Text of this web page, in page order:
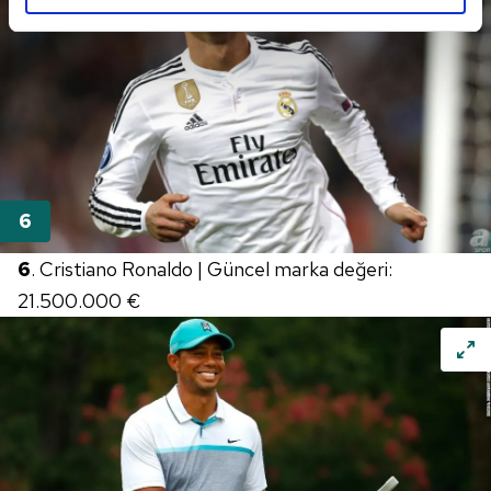
kalemimiz olduğunu sizlere hatırlatmak isteriz.
Her halükârda, kullanıcılar, bu çerezlere izin vermedikleri
takdirde, kullanıcılara hedefli reklamlar
gösterilmeyecektir."
Sizlere daha iyi bir hizmet sunabilmek için İnternet
Sitemizde kendimize ve üçüncü kişilere ait çerezler
kullanılmaktadır. Bu çerezler vasıtasıyla çeşitli kişisel
verileriniz işlenmekte olup gerekli olan çerezler bilgi
toplumu hizmetlerinin sunulması amacıyla
kullanılmaktadır. Diğer çerezler, sitemizin daha işlevsel
kılınması ve kişiselleştirilmesi ve sizlere yönelik
reklam/pazarlama faaliyetlerinin yapılması, amaçlarıyla
sınırlı olarak açık rızanız dahilinde kullanılacaktır.
Çerezlere ilişkin tercihlerinizi aşağıda yer alan panel
6. Cristiano Ronaldo | Güncel marka değeri:
21.500.000 €